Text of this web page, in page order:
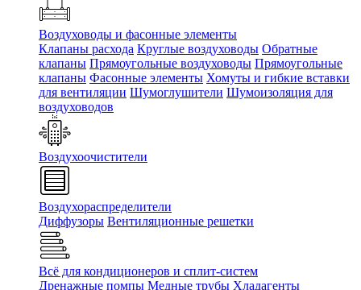
Воздуховоды и фасонные элементы
Клапаны расхода Круглые воздуховоды Обратные
клапаны Прямоугольные воздуховоды Прямоугольные
клапаны Фасонные элементы Хомуты и гибкие вставки
для вентиляции Шумоглушители Шумоизоляция для
воздуховодов
Воздухоочистители
Воздухораспределители
Диффузоры Вентиляционные решетки
Всё для кондиционеров и сплит-систем
Дренажные помпы Медные трубы Хладагенты